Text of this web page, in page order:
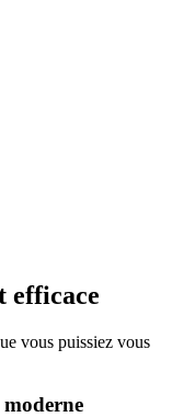
efficace
vous puissiez vous
moderne